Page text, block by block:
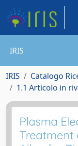
IRIS
IRIS Catalogo
1.1 Articolo in
Plasma
Treatment